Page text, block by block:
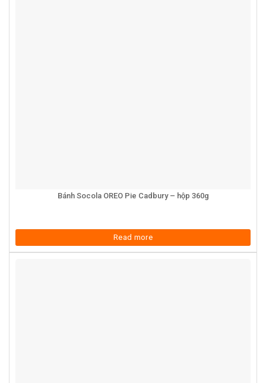
Bánh Socola OREO Pie Cadbury – hộp 360g
Read more